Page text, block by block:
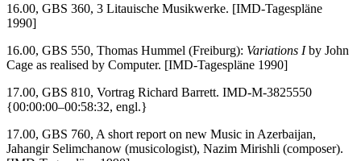
16.00, GBS 360, 3 Litauische Musikwerke. [IMD-Tagespläne
1990]
16.00, GBS 550, Thomas Hummel (Freiburg): Variations Iby John
Cage as realised by Computer. [IMD-Tagespläne 1990]
17.00, GBS 810, Vortrag Richard Barrett. IMD-M-3825550
{00:00:00–00:58:32, engl.}
17.00, GBS 760, A short report on new Music in Azerbaijan,
Jahangir Selimchanow (musicologist), Nazim Mirishli (composer).